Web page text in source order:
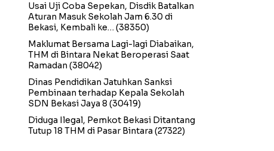
Usai Uji Coba Sepekan, Disdik Batalkan
Aturan Masuk Sekolah Jam 6.30 di
Bekasi, Kembali ke… (38350)
Maklumat Bersama Lagi-lagi Diabaikan,
THM di Bintara Nekat Beroperasi Saat
Ramadan (38042)
Dinas Pendidikan Jatuhkan Sanksi
Pembinaan terhadap Kepala Sekolah
SDN Bekasi Jaya 8 (30419)
Diduga Ilegal, Pemkot Bekasi Ditantang
Tutup 18 THM di Pasar Bintara (27322)